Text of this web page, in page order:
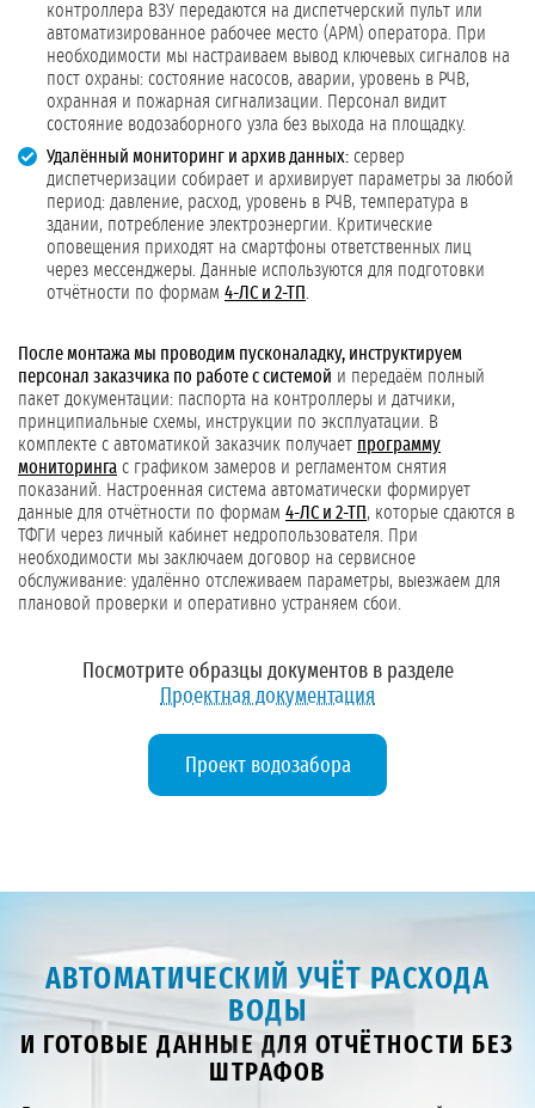
контроллера ВЗУ передаются на диспетчерский пульт или
автоматизированное рабочее место (АРМ) оператора. При
необходимости мы настраиваем вывод ключевых сигналов на
пост охраны: состояние насосов, аварии, уровень в РЧВ,
охранная и пожарная сигнализации. Персонал видит
состояние водозаборного узла без выхода на площадку.
Удалённый мониторинг и архив данных: сервер
диспетчеризации собирает и архивирует параметры за любой
период: давление, расход, уровень в РЧВ, температура в
здании, потребление электроэнергии. Критические
оповещения приходят на смартфоны ответственных лиц
через мессенджеры. Данные используются для подготовки
отчётности по формам 4-ЛС и 2-ТП
После монтажа мы проводим пусконаладку, инструктируем
персонал заказчика по работе с системой и передаём полный
пакет документации: паспорта на контроллеры и датчики,
принципиальные схемы, инструкции по эксплуатации. В
комплекте с автоматикой заказчик получает программу
мониторинга с графиком замеров и регламентом снятия
показаний. Настроенная система автоматически формирует
данные для отчётности по формам 4-ЛС и 2-ТП, которые сдаются в
ТФГИ через личный кабинет недропользователя. При
необходимости мы заключаем договор на сервисное
обслуживание: удалённо отслеживаем параметры, выезжаем для
плановой проверки и оперативно устраняем сбои.
Посмотрите образцы документов в разделе
Проектная документация
Проект водозабора
АВТОМАТИЧЕСКИЙ УЧЁТ РАСХОДА
ВОДЫ
И ГОТОВЫЕ ДАННЫЕ ДЛЯ ОТЧЁТНОСТИ БЕЗ
ШТРАФОВ